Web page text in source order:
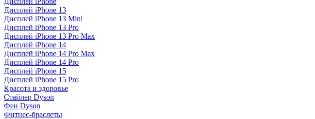
Дисплей iPhone 13
Дисплей iPhone 13 Mini
Дисплей iPhone 13 Pro
Дисплей iPhone 13 Pro Max
Дисплей iPhone 14
Дисплей iPhone 14 Pro Max
Дисплей iPhone 14 Pro
Дисплей iPhone 15
Дисплей iPhone 15 Pro
Красота и здоровье
Стайлер Dyson
Фен Dyson
Фитнес-браслеты